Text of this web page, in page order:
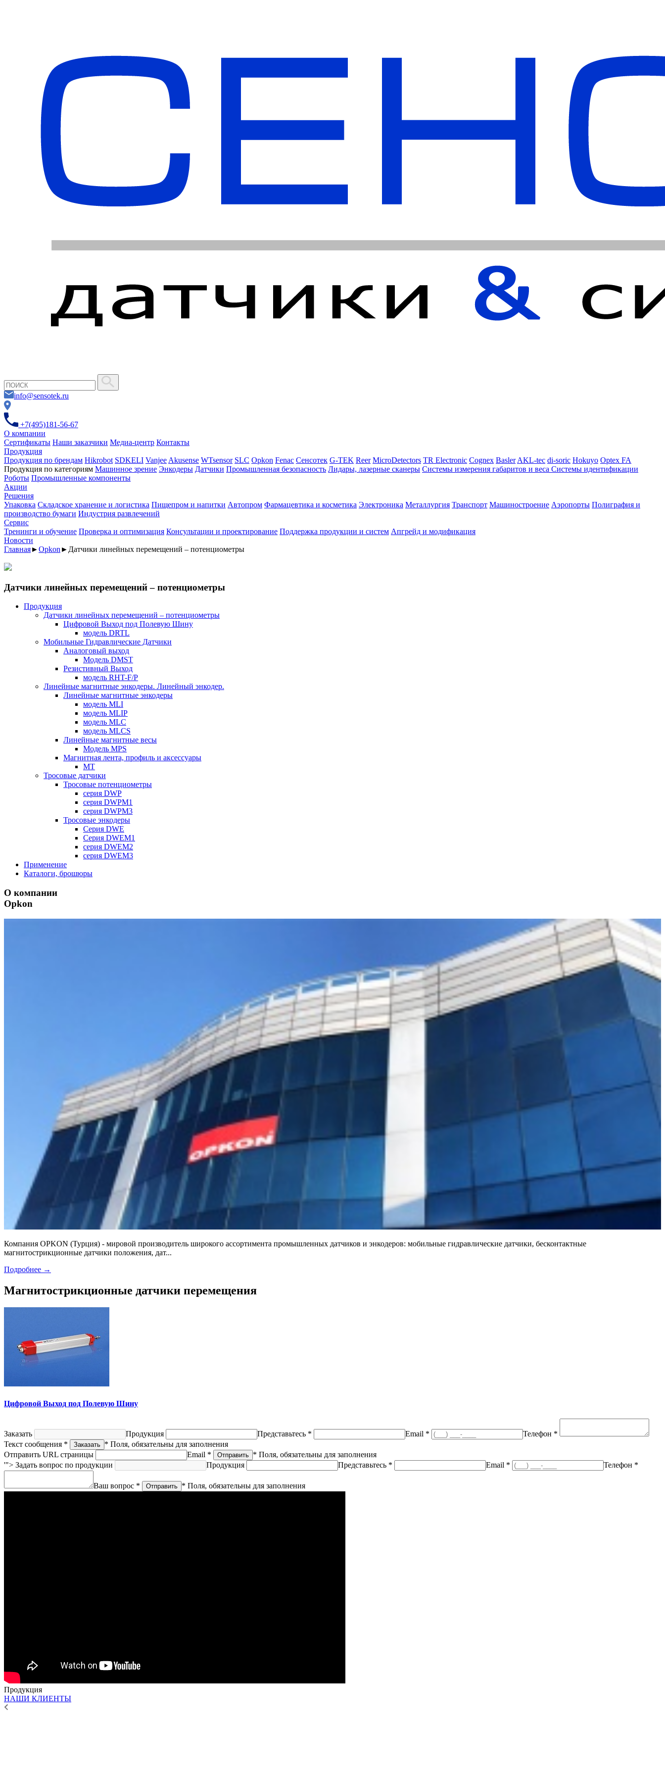
info@sensotek.ru
+7(495)181-56-67
О компании
Сертификаты Наши заказчики Медиа-центр Контакты
Продукция
Продукция по брендам Hikrobot SDKELI Vanjee Akusense WTsensor SLC Opkon Fenac Сенсотек G-TEK Reer MicroDetectors TR Electronic Cognex Basler AKL-tec di-soric Hokuyo Optex FA
Продукция по категориям Машинное зрение Энкодеры Датчики Промышленная безопасность Лидары, лазерные сканеры Системы измерения габаритов и веса Системы идентификации
Роботы Промышленные компоненты
Акции
Решения
Упаковка Складское хранение и логистика Пищепром и напитки Автопром Фармацевтика и косметика Электроника Металлургия Транспорт Машиностроение Аэропорты Полиграфия и
производство бумаги Индустрия развлечений
Сервис
Тренинги и обучение Проверка и оптимизация Консультации и проектирование Поддержка продукции и систем Апгрейд и модификация
Новости
Главная►Opkon ► Датчики линейных перемещений – потенциометры
Датчики линейных перемещений – потенциометры
Продукция
Датчики линейных перемещений – потенциометры
Цифровой Выход под Полевую Шину
модель DRTL
Мобильные Гидравлические Датчики
Аналоговый выход
Модель DMST
Резистивный Выход
модель RHT-F/P
Линейные магнитные энкодеры. Линейный энкодер.
Линейные магнитные энкодеры
модель MLI
модель MLIP
модель MLC
модель MLCS
Линейные магнитные весы
Модель MPS
Магнитная лента, профиль и аксессуары
MT
Тросовые датчики
Тросовые потенциометры
cерия DWP
cерия DWPM1
серия DWPM3
Тросовые энкодеры
Серия DWE
Серия DWEM1
серия DWEM2
серия DWEM3
Применение
Каталоги, брошюры
О компании
Opkon
Компания OPKON (Турция) - мировой производитель широкого ассортимента промышленных датчиков и энкодеров: мобильные гидравлические датчики, бесконтактные
магнитострикционные датчики положения, дат...
Подробнее →
Магнитострикционные датчики перемещения
Цифровой Выход под Полевую Шину
Заказать Продукция Представьтесь * Email *
Телефон *
Текст сообщения *
* Поля, обязательны для заполнения
Отправить URL страницы
Email *
* Поля, обязательны для заполнения
'"> Задать вопрос по продукции Продукция Представьтесь * Email * Телефон *
Ваш вопрос * * Поля, обязательны для заполнения
Продукция
НАШИ КЛИЕНТЫ